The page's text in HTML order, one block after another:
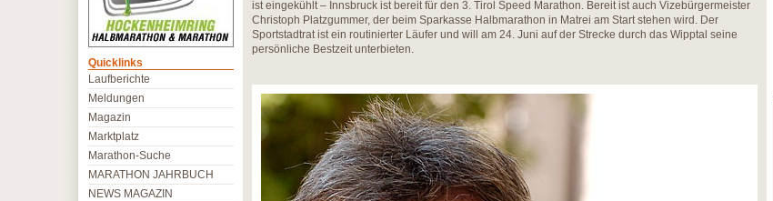
ist eingekühlt – Innsbruck ist bereit für den 3. Tirol Speed Marathon. Bereit ist auch Vizebürgermeister
Christoph Platzgummer, der beim Sparkasse Halbmarathon in Matrei am Start stehen wird. Der
Sportstadtrat ist ein routinierter Läufer und will am 24. Juni auf der Strecke durch das Wipptal seine
persönliche Bestzeit unterbieten.
Quicklinks
Laufberichte
Meldungen
Magazin
Marktplatz
Marathon-Suche
MARATHON JAHRBUCH
NEWS MAGAZIN